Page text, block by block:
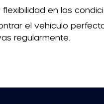
en las
el vehículo
regularmente.